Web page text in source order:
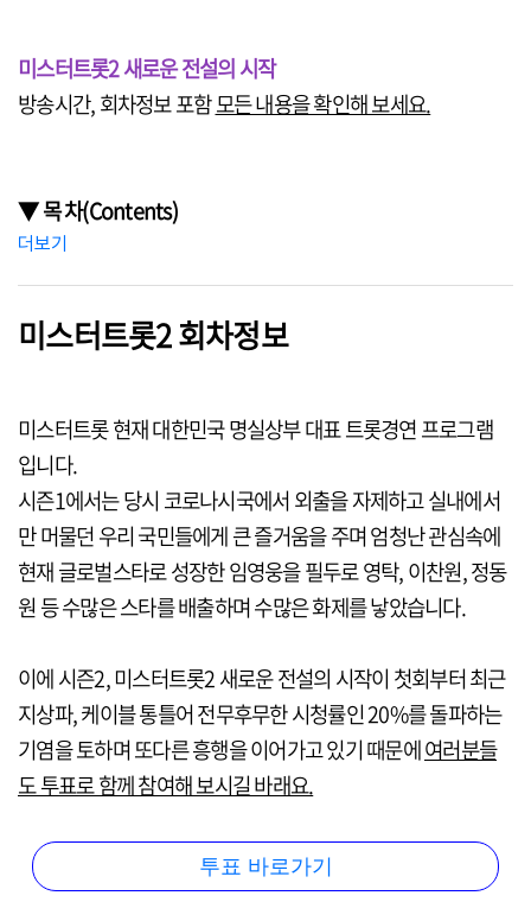
미스터트롯2 새로운 전설의 시작
방송시간, 회차정보 포함모든 내용을 확인해 보세요.
▼ 목 차(Contents)
더보기
미스터트롯2 회차정보
미스터트롯 현재 대한민국 명실상부 대표 트롯경연 프로그램
입니다.
시즌1에서는 당시 코로나시국에서 외출을 자제하고 실내에서
만 머물던 우리 국민들에게 큰 즐거움을 주며 엄청난 관심속에
현재 글로벌스타로 성장한 임영웅을 필두로 영탁, 이찬원, 정동
원 등 수많은 스타를 배출하며 수많은 화제를 낳았습니다.
이에 시즌2, 미스터트롯2 새로운 전설의 시작이 첫회부터 최근
지상파, 케이블 통틀어 전무후무한 시청률인 20%를 돌파하는
기염을 토하며 또다른 흥행을 이어가고 있기 때문에여러분들
도 투표로 함께 참여해 보시길 바래요.
투표 바로가기